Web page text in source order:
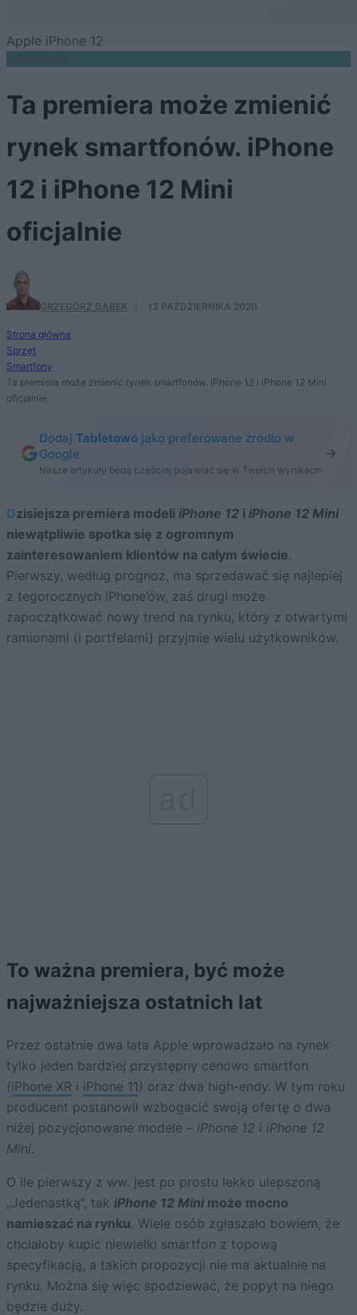
Apple iPhone 12
Ta premiera może zmienić
rynek smartfonów. iPhone
12 i iPhone 12 Mini
oficjalnie
GRZEGORZ DĄBEK 13 PAŹDZIERNIKA 2020
Strona główna
Sprzęt
Smartfony
Ta premiera może zmienić rynek smartfonów. iPhone 12 i iPhone 12 Mini
oficjalnie
Dodaj Tabletowo jako preferowane źródło w
Google
Nasze artykuły będą częściej pojawiać się w Twoich wynikach
Dzisiejsza premiera modeli iPhone 12 i iPhone 12 Mini
niewątpliwie spotka się z ogromnym
zainteresowaniem klientów na całym świecie.
Pierwszy, według prognoz, ma sprzedawać się najlepiej
z tegorocznych iPhone’ów, zaś drugi może
zapoczątkować nowy trend na rynku, który z otwartymi
ramionami (i portfelami) przyjmie wielu użytkowników.
To ważna premiera, być może
najważniejsza ostatnich lat
Przez ostatnie dwa lata Apple wprowadzało na rynek
tylko jeden bardziej przystępny cenowo smartfon
(iPhone XR i iPhone 11) oraz dwa high-endy. W tym roku
producent postanowił wzbogacić swoją ofertę o dwa
niżej pozycjonowane modele – iPhone 12 i iPhone 12
Mini.
O ile pierwszy z ww. jest po prostu lekko ulepszoną
„Jedenastką”, tak iPhone 12 Mini może mocno
namieszać na rynku. Wiele osób zgłaszało bowiem, że
chciałoby kupić niewielki smartfon z topową
specyfikacją, a takich propozycji nie ma aktualnie na
rynku. Można się więc spodziewać, że popyt na niego
będzie duży.